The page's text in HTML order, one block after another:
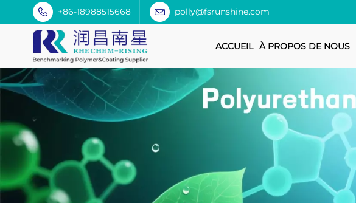
+86-18988515668 polly@fsrunshine.com
ACCUEIL À PROPOS DE NOUS